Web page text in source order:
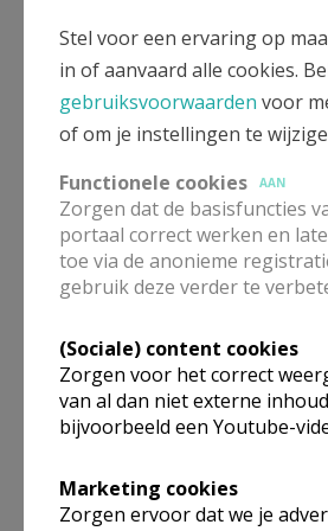
Opleiding zorgpastoraat
Brugge
Stel voor een ervaring op
in of aanvaard alle cookies.
gebruiksvoorwaarden voor
of om je instellingen te
Functionele cookies
AAN
Zorgen dat de basisfuncties
portaal correct werken en
toe via de anonieme
gebruik deze verder te
(Sociale) content cookies
Zorgen voor het correct
van al dan niet externe
bijvoorbeeld een Youtube-
Marketing cookies
Zorgen ervoor dat we je